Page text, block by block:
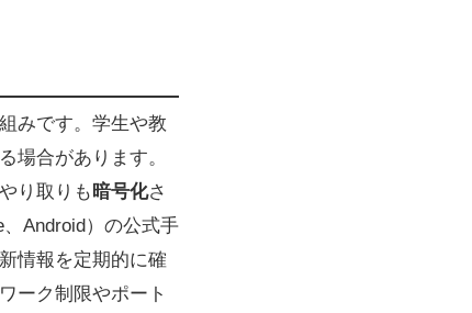
みです。学生や教
場合があります。
り取りも暗号化さ
Android）の公式手
情報を定期的に確
ーク制限やポート